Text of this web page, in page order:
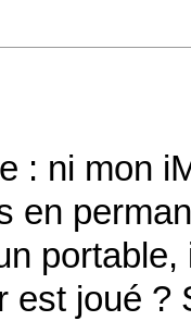
: ni mon
en
est joué ?